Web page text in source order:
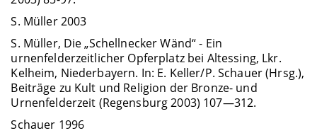
S. Müller 2003
S. Müller, Die „Schellnecker Wänd“ - Ein
urnenfelderzeitlicher Opferplatz bei Altessing, Lkr.
Kelheim, Niederbayern. In: E. Keller/P. Schauer (Hrsg.),
Beiträge zu Kult und Religion der Bronze- und
Urnenfelderzeit (Regensburg 2003) 107—312.
Schauer 1996